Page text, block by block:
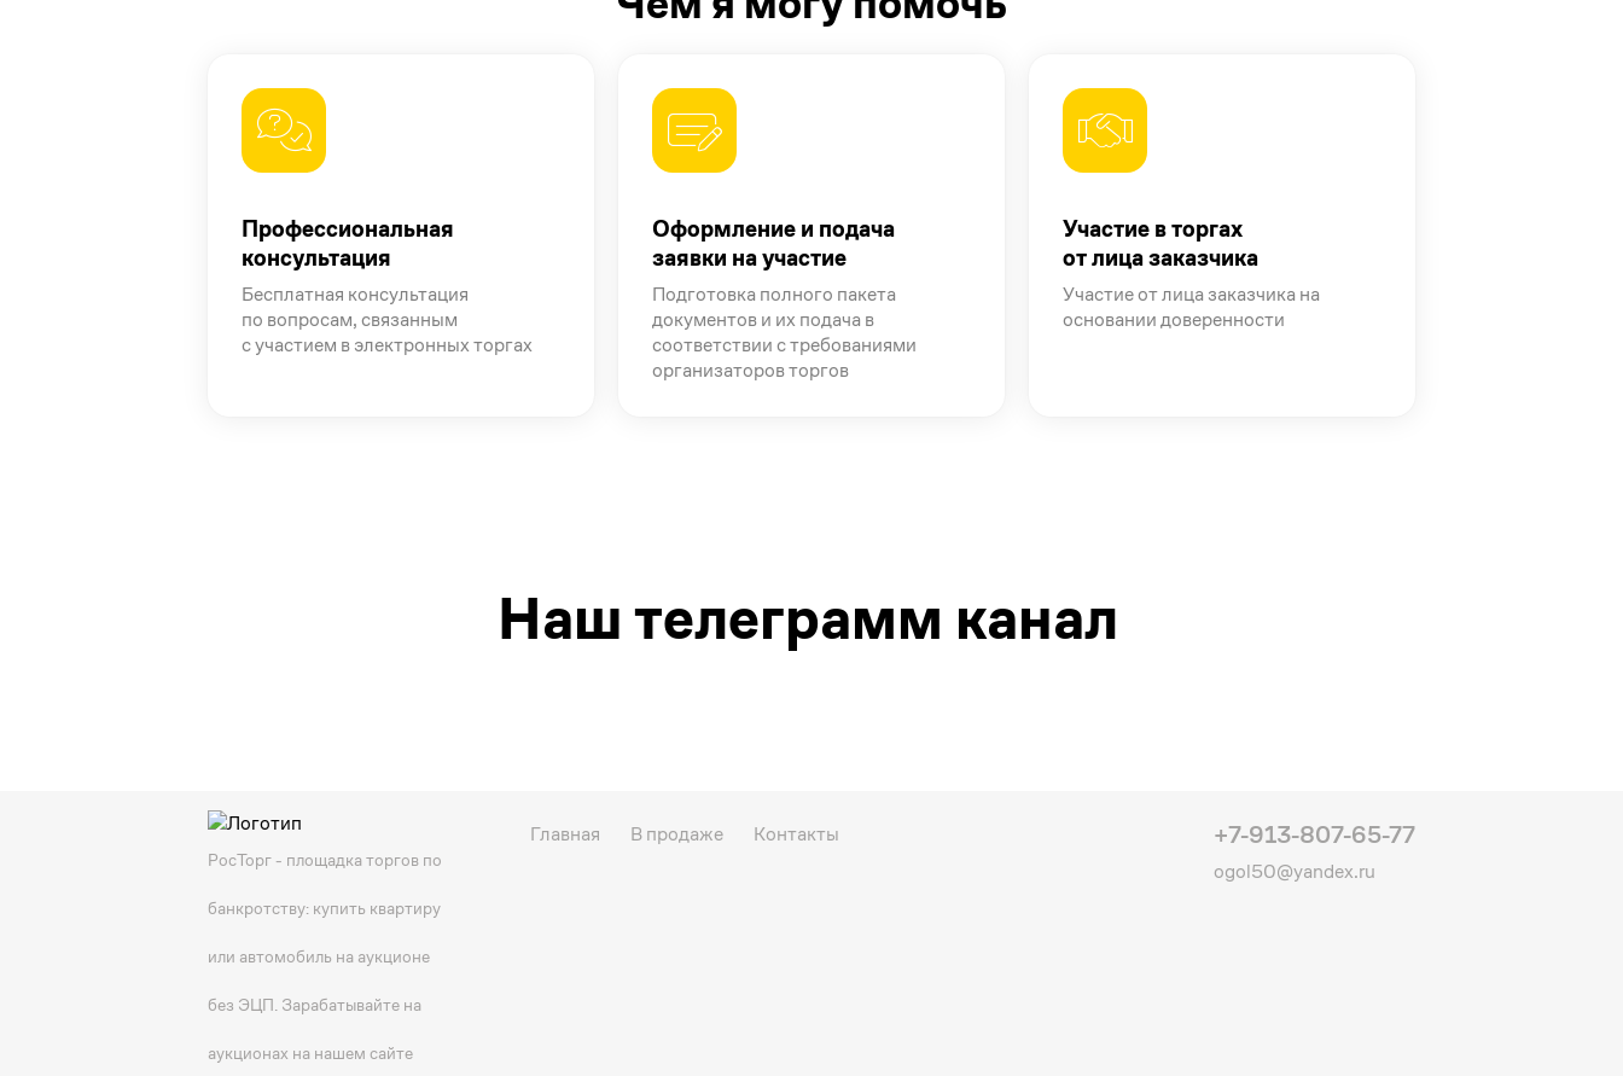
Профессиональная
консультация
Бесплатная консультация
по вопросам, связанным
с участием в электронных торгах
Оформление и подача
заявки на участие
Подготовка полного пакета
документов и их подача в
соответствии с требованиями
организаторов торгов
Участие в торгах
от лица заказчика
Участие от лица заказчика на
основании доверенности
Наш телеграмм канал
РосТорг - площадка торгов по
банкротству: купить квартиру
или автомобиль на аукционе
без ЭЦП. Зарабатывайте на
аукционах на нашем сайте
Главная В продаже Контакты +7-913-807-65-77
ogol50@yandex.ru